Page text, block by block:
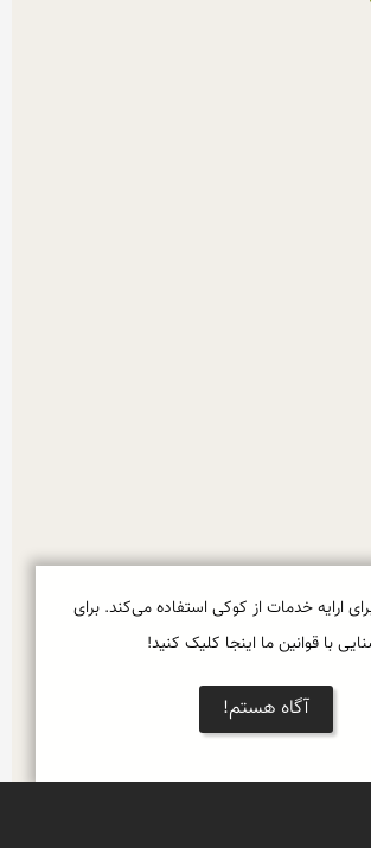
ارایه خدمات از کوکی استفاده می‌کند. برای
با قوانین ما اینجا کلیک کنید!
آگاه هستم!